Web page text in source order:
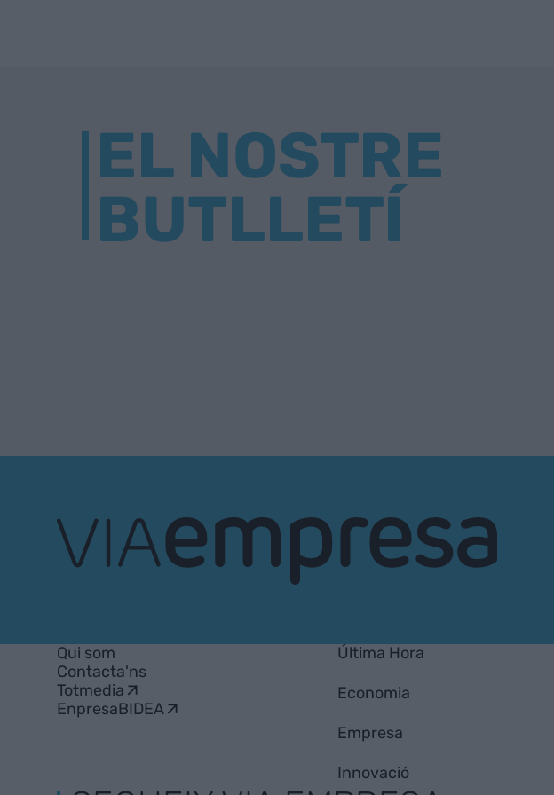
EL NOSTRE
BUTLLETÍ
Qui som
Contacta'ns
Totmedia
EnpresaBIDEA
Última Hora
Economia
Empresa
Innovació